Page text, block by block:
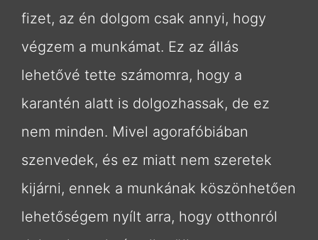
fizet, az én dolgom csak annyi, hogy
végzem a munkámat. Ez az állás
lehetővé tette számomra, hogy a
karantén alatt is dolgozhassak, de ez
nem minden. Mivel agorafóbiában
szenvedek, és ez miatt nem szeretek
kijárni, ennek a munkának köszönhetően
lehetőségem nyílt arra, hogy otthonról